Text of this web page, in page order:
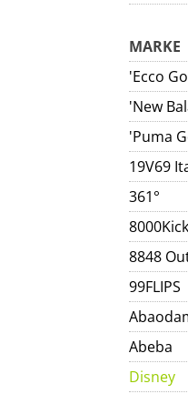
MARKE
'Ecco
'New
'Puma
19V69
361°
8848
99FLIPS
Abeba
Disney